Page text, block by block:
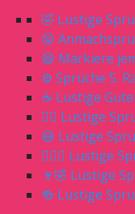
🤣 Lustige
😝
😆 Markiere
⚙️ Sprüche 5.
☕️ Lustige
🖐🏻 Lustige
😆 Lustige
🙎🏼‍♀️ Lustige
🍷🤣 Lustige
🍻 Lustige